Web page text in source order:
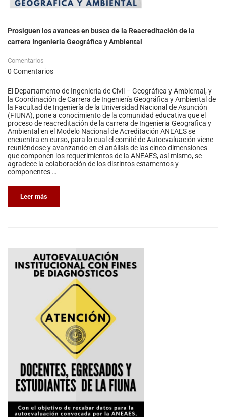
Prosiguen los avances en busca de la Reacreditación de la
carrera Ingenieria Geográfica y Ambiental
Comentarios
0 Comentarios
El Departamento de Ingeniería de Civil – Geográfica y Ambiental, y
la Coordinación de Carrera de Ingeniería Geográfica y Ambiental de
la Facultad de Ingeniería de la Universidad Nacional de Asunción
(FIUNA), pone a conocimiento de la comunidad educativa que el
proceso de reacreditación de la carrera de Ingenieria Geografica y
Ambiental en el Modelo Nacional de Acreditación ANEAES se
encuentra en curso, para lo cual el comité de Autoevaluación viene
reuniéndose y avanzando en el análisis de las cinco dimensiones
que componen los requerimientos de la ANEAES, así mismo, se
agradece la colaboración de los distintos estamentos y
componentes …
Leer más